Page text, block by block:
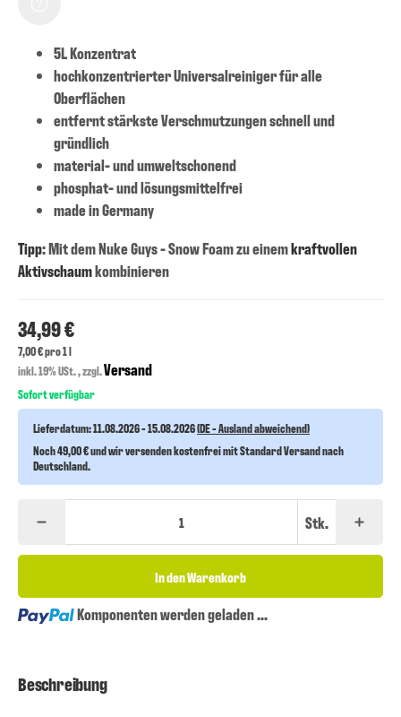
5L Konzentrat
hochkonzentrierter Universalreiniger für alle
Oberflächen
entfernt stärkste Verschmutzungen schnell und
gründlich
material- und umweltschonend
phosphat- und lösungsmittelfrei
made in Germany
Tipp: Mit demNuke Guys - Snow Foamzu einemkraftvollen
Aktivschaumkombinieren
34,99 €
7,00 € pro 1 l
inkl. 19% USt. , zzgl.Versand
Sofort verfügbar
Lieferdatum:11.08.2026 - 15.08.2026(DE - Ausland abweichend)
Noch 49,00 € und wir versenden kostenfrei mit Standard Versand nach
Deutschland.
Stk.
In den Warenkorb
Loading...Komponenten werden geladen ...
Beschreibung